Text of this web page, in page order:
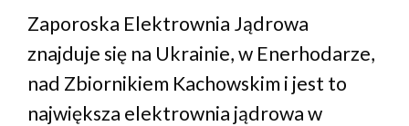
Zaporoska Elektrownia Jądrowa
znajduje się na Ukrainie, w Enerhodarze,
nad Zbiornikiem Kachowskim i jest to
największa elektrownia jądrowa w